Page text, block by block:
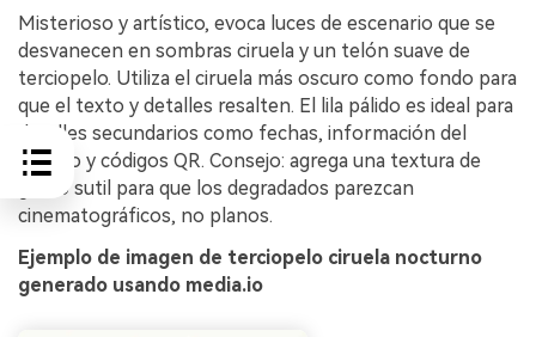
Misterioso y artístico, evoca luces de escenario que se
desvanecen en sombras ciruela y un telón suave de
terciopelo. Utiliza el ciruela más oscuro como fondo para
que el texto y detalles resalten. El lila pálido es ideal para
detalles secundarios como fechas, información del
recinto y códigos QR. Consejo: agrega una textura de
grano sutil para que los degradados parezcan
cinematográficos, no planos.
Ejemplo de imagen de terciopelo ciruela nocturno
generado usando media.io